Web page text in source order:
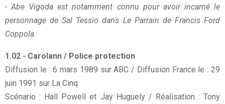
- Abe Vigoda est notamment connu pour avoir incarné le
personnage de Sal Tessio dans Le Parrain de Francis Ford
Coppola.
1.02 - Carolann / Police protection
Diffusion le : 6 mars 1989 sur ABC / Diffusion France le : 29
juin 1991 sur La Cinq
Scénario : Hall Powell et Jay Huguely / Réalisation : Tony